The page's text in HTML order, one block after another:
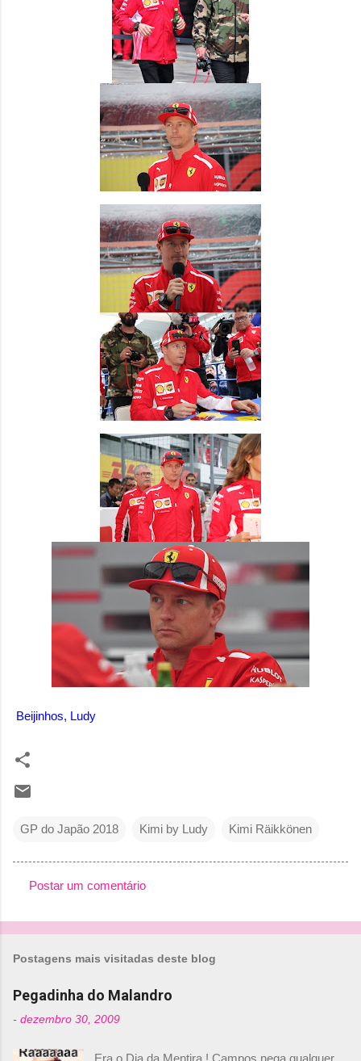
Beijinhos, Ludy
GP do Japão 2018 Kimi by Ludy Kimi Räikkönen
o
n
t
Postar um comentário
Postagens mais visitadas deste blog
Pegadinha do Malandro
- dezembro 30, 2009
Era o Dia da Mentira ! Campos nega qualquer